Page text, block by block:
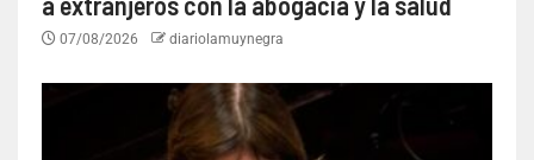
07/08/2026 diariolamuynegra